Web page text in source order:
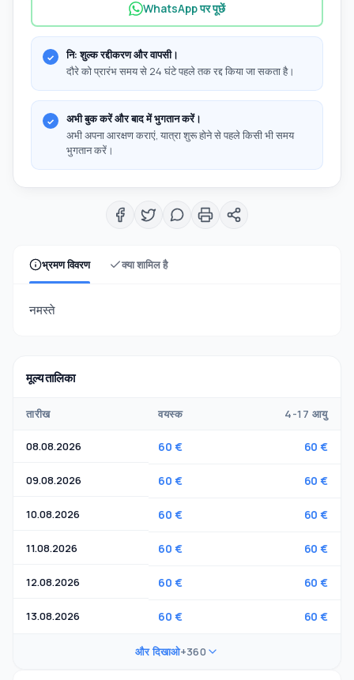
भ्रमण विवरण क्या शामिल है
नमस्ते
मूल्य तालिका
तारीख वयस्क 4-17 आयु
08.08.2026 60 € 60 €
09.08.2026 60 € 60 €
10.08.2026 60 € 60 €
11.08.2026 60 € 60 €
12.08.2026 60 € 60 €
13.08.2026 60 € 60 €
और दिखाओ+360
WhatsApp पर पूछें
नि: शुल्क रद्दीकरण और वापसी।
दौरे को प्रारंभ समय से 24 घंटे पहले तक रद्द किया जा सकता है।
अभी बुक करें और बाद में भुगतान करें।
अभी अपना आरक्षण कराएं, यात्रा शुरू होने से पहले किसी भी समय
भुगतान करें।